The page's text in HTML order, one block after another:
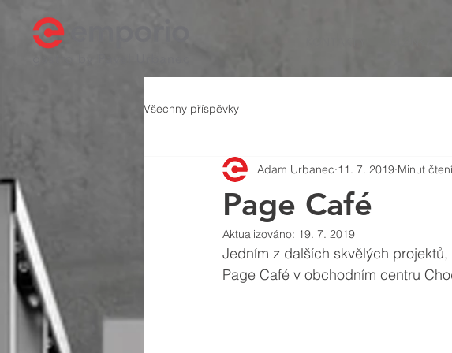
Všechny příspěvky
Page Café
Adam Urbanec 11. 7. 2019 Minut
Aktualizováno: 19. 7. 2019
Jedním z dalších skvělých
Page Café v obchodním centru